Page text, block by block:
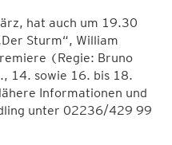
hat auch um 19.30
Sturm“, William
(Regie: Bruno
14. sowie 16. bis 18.
Informationen und
unter 02236/429 99